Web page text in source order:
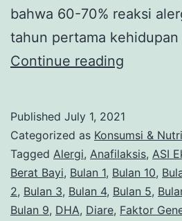
bahwa 60-70% reaksi
tahun pertama
Continue reading
Susu
Sapi
pada
Anak
Published July 1, 2021
Categorized as Konsumsi &
Tagged Alergi, Anafilaksis, ASI
Berat Bayi, Bulan 1, Bulan 10,
2, Bulan 3, Bulan 4, Bulan 5,
Bulan 9, DHA, Diare, Faktor